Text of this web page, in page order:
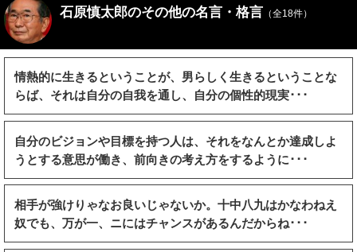
石原慎太郎のその他の名言・格言 （全18件）
情熱的に生きるということが、男らしく生きるということな
らば、それは自分の自我を通し、自分の個性的現実･･･
自分のビジョンや目標を持つ人は、それをなんとか達成しよ
うとする意思が働き、前向きの考え方をするように･･･
相手が強けりゃなお良いじゃないか。十中八九はかなわねえ
奴でも、万が一、ニにはチャンスがあるんだからね･･･